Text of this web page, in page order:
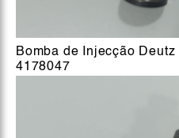
Bomba de Injecção Deutz
4178047